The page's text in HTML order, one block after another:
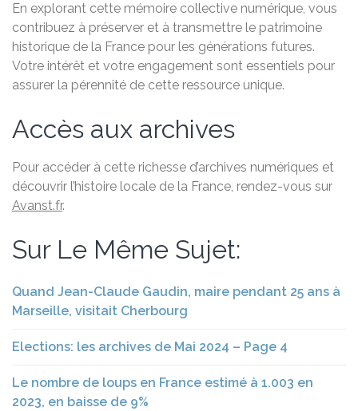
En explorant cette mémoire collective numérique, vous
contribuez à préserver et à transmettre le patrimoine
historique de la France pour les générations futures.
Votre intérêt et votre engagement sont essentiels pour
assurer la pérennité de cette ressource unique.
Accès aux archives
Pour accéder à cette richesse d’archives numériques et
découvrir l’histoire locale de la France, rendez-vous sur
Avanst.fr.
Sur Le Même Sujet:
Quand Jean-Claude Gaudin, maire pendant 25 ans à
Marseille, visitait Cherbourg
Elections: les archives de Mai 2024 – Page 4
Le nombre de loups en France estimé à 1.003 en
2023, en baisse de 9%